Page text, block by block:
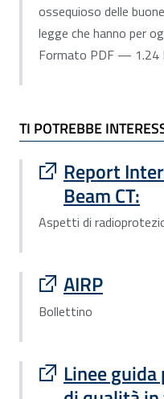
ossequioso delle
legge che hanno per
Formato PDF — 1.24
TI POTREBBE
Report
Beam CT:
Sito esterno :
Aspetti di
AIRP
Sito esterno :
Bollettino
Linee guida
Sito esterno :